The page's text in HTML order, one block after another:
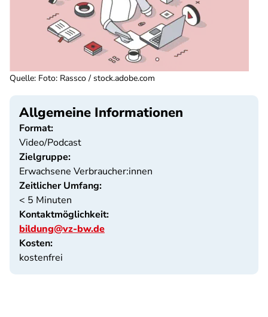
Quelle: Foto: Rassco / stock.adobe.com
Allgemeine Informationen
Format:
Video/Podcast
Zielgruppe:
Erwachsene Verbraucher:innen
Zeitlicher Umfang:
< 5 Minuten
Kontaktmöglichkeit:
bildung@vz-bw.de
Kosten:
kostenfrei